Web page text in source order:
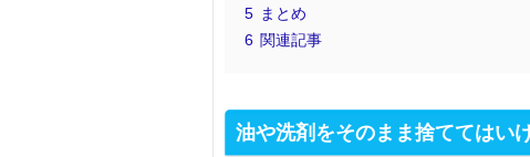
5 まとめ
6 関連記事
油や洗剤をそのまま捨ててはい